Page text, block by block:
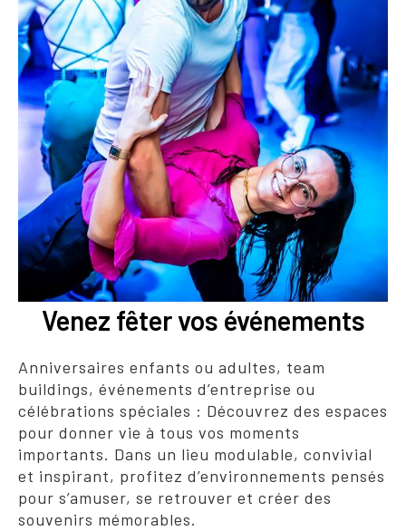
Venez fêter vos événements
Anniversaires enfants ou adultes, team
buildings, événements d’entreprise ou
célébrations spéciales : Découvrez des espaces
pour donner vie à tous vos moments
importants. Dans un lieu modulable, convivial
et inspirant, profitez d’environnements pensés
pour s’amuser, se retrouver et créer des
souvenirs mémorables.